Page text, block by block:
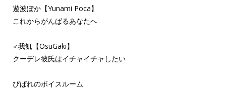
遊波ぽか【Yunami Poca】
これからがんばるあなたへ
♂我飢【OsuGaki】
クーデレ彼氏はイチャイチャしたい
ぴぱれのボイスルーム